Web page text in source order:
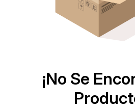
¡No Se